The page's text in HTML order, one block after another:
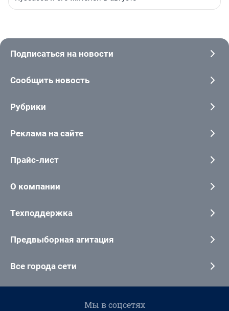
Подписаться на новости
Сообщить новость
Рубрики
Реклама на сайте
Прайс-лист
О компании
Техподдержка
Предвыборная агитация
Все города сети
Мы в соцсетях